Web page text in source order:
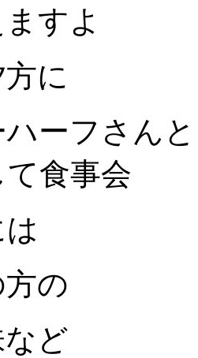
すよ
に
ーフさんと
食事会
の
ど